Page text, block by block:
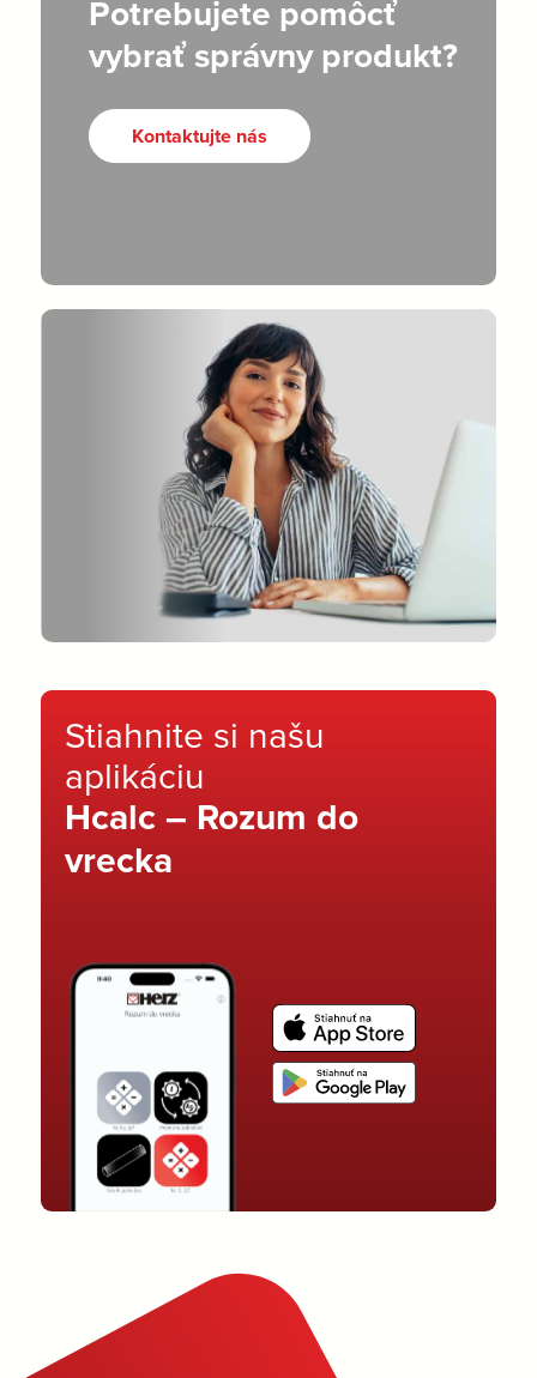
Potrebujete pomôcť
vybrať správny produkt?
Kontaktujte nás
Stiahnite si našu
aplikáciu
Hcalc – Rozum do
vrecka